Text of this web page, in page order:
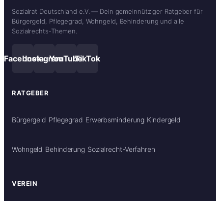
Sozialrat Deutschland e.V. — Dein gemeinnütziger Ratgeber für
Bürgergeld, Pflegegrad, Wohngeld, Behinderung und alle
Sozialrechts-Themen.
FacebookInstagramYouTubeTikTok
RATGEBER
Bürgergeld Pflegegrad Erwerbsminderung Kindergeld
Wohngeld Behinderung Sozialrecht-Verfahren
VEREIN